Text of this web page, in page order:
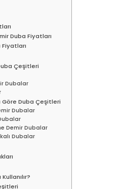
Duba Fiyatları
Çeşitleri
Dubalar
Göre Duba Çeşitleri
Dubalar
Demir Dubalar
Dubalar